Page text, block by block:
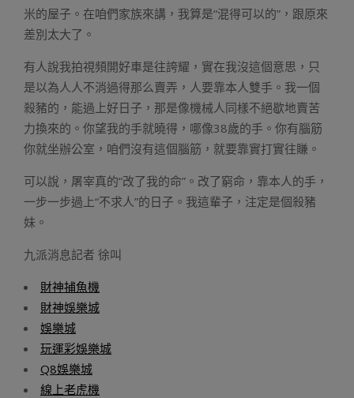
米的屋子。在咱們家族來講，我算是“混得可以的”，跟原來
差別太大了。
有人說我拍視頻開好車是往誇耀，實在我沒這個意思，只
是以為人人不消過得那么賣弄，人要靠本人雙手。我一個
殺豬的，能過上好日子，那是像機械人同樣不絕歇地賣苦
力換來的。你望我的手就曉得，哪像38歲的手。你有腦筋
你就坐辦公室，咱們沒有這個腦筋，就要靠實打實往賺。
可以說，屠宰真的“改了我的命”。改了窮命，靠本人的手，
一步一步過上“不求人”的日子。我這輩子，注定是個殺豬
妹。
九派消息記者 徐叫
財神捕魚機
財神娛樂城
娛樂城
玩運彩娛樂城
Q8娛樂城
線上老虎機